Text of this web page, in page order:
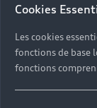
Action de
Audi Assistance
Campagne de
Carrières
Devis & RDV
Opérateurs
Recevez toute
Cookies
Les cookies
fonctions de base
fonctions